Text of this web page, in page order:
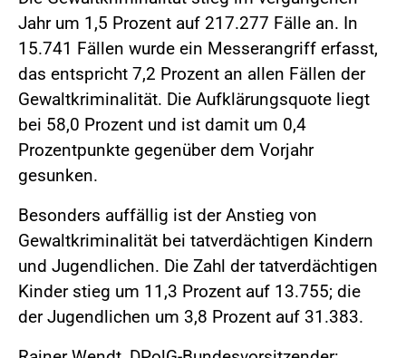
Jahr um 1,5 Prozent auf 217.277 Fälle an. In
15.741 Fällen wurde ein Messerangriff erfasst,
das entspricht 7,2 Prozent an allen Fällen der
Gewaltkriminalität. Die Aufklärungsquote liegt
bei 58,0 Prozent und ist damit um 0,4
Prozentpunkte gegenüber dem Vorjahr
gesunken.
Besonders auffällig ist der Anstieg von
Gewaltkriminalität bei tatverdächtigen Kindern
und Jugendlichen. Die Zahl der tatverdächtigen
Kinder stieg um 11,3 Prozent auf 13.755; die
der Jugendlichen um 3,8 Prozent auf 31.383.